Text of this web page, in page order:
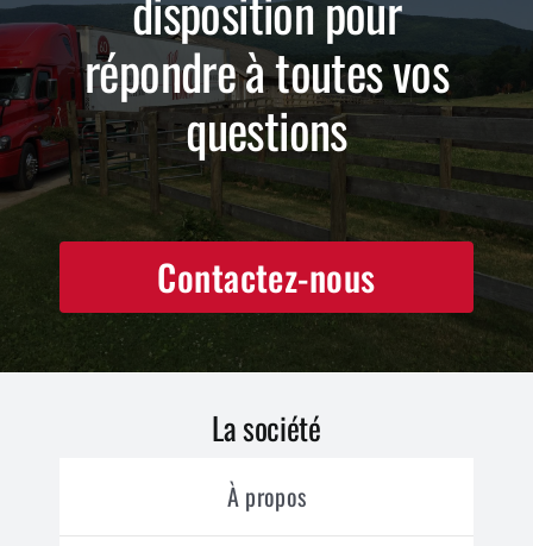
répondre à toutes vos
questions
Contactez-nous
La société
À propos